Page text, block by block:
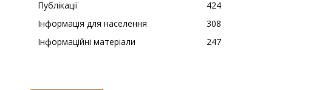
Публікації
424
Інформація для населення
308
Інформаційні матеріали
247